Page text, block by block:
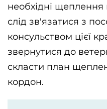
необхідні щеплення
слід зв'язатися з
консульством цієї
звернутися до
скласти план
кордон.